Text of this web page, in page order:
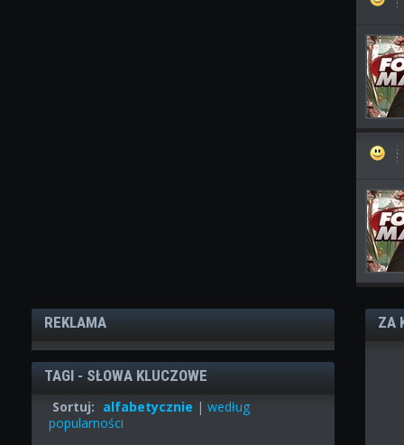
REKLAMA
TAGI - SŁOWA KLUCZOWE
Sortuj: alfabetycznie |według
popularności
ZA